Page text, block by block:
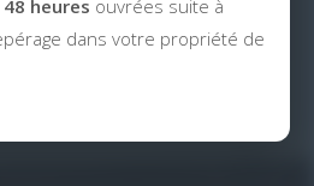
48 heures ouvrées suite à
dans votre propriété de